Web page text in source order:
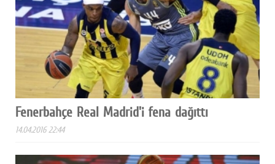
Fenerbahçe Real Madrid'i fena dağıttı
14.04.2016 22:44